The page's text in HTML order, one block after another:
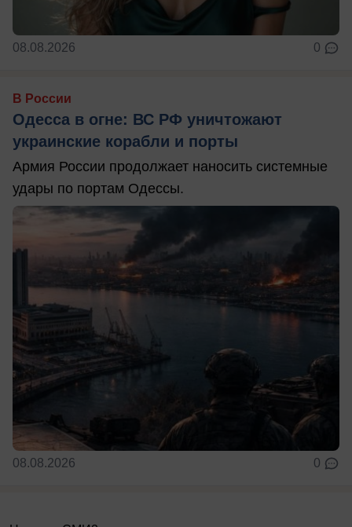
08.08.2026 0
В России
Одесса в огне: ВС РФ уничтожают
украинские корабли и порты
Армия России продолжает наносить системные
удары по портам Одессы.
08.08.2026 0